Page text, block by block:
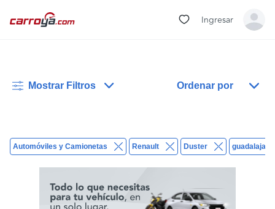
Ingresar
Mostrar Filtros Ordenar por
Automóviles y Camionetas Renault Duster guadalajara